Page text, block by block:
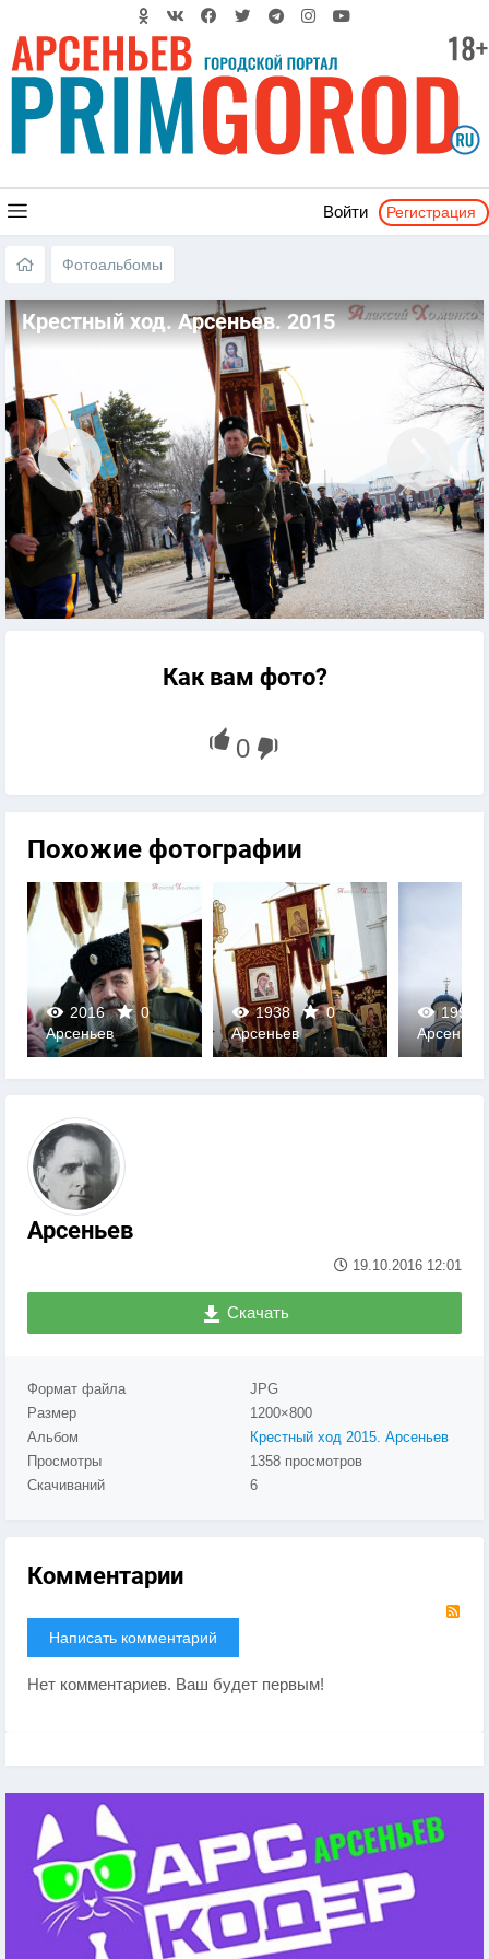
Войти Регистрация
Фотоальбомы
Крестный ход. Арсеньев. 2015
Как вам фото?
Похожие фотографии
2016
0
0
Арсеньев
1938
0
0
Арсеньев
1997
0
Арсеньев
Арсеньев
19.10.2016 12:01
Скачать
Формат файла
JPG
Размер
1200×800
Альбом
Крестный ход 2015. Арсеньев
Просмотры
1358 просмотров
Скачиваний
6
Комментарии
Написать комментарий
Нет комментариев. Ваш будет первым!